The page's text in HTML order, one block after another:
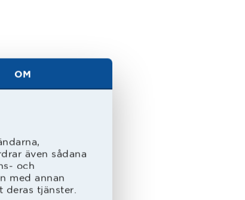
OM
även sådana
och
med annan
tjänster.